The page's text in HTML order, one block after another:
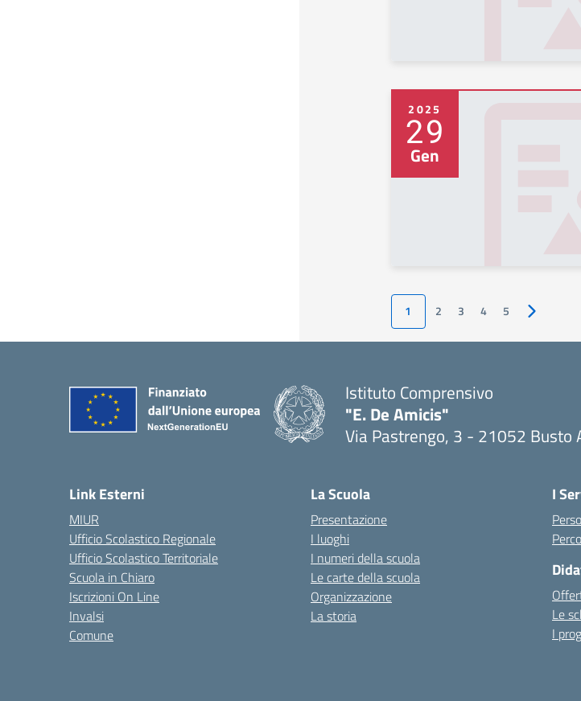
2025
29
Gen
1 2 3 4 5 Pagina
Istituto Comprensivo
"E. De Amicis"
Via Pastrengo, 3 - 21052 Busto
Link Esterni
MIUR
Ufficio Scolastico Regionale
Ufficio Scolastico Territoriale
Scuola in Chiaro
Iscrizioni On Line
Invalsi
Comune
La Scuola
Presentazione
I luoghi
I numeri della scuola
Le carte della scuola
Organizzazione
La storia
I
Le
I